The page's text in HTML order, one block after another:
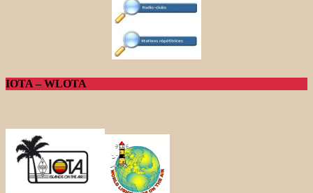
IOTA – WLOTA